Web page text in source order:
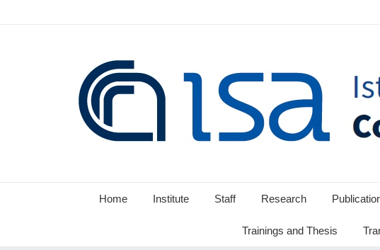
Home Institute Staff Research
Trainings and Thesis